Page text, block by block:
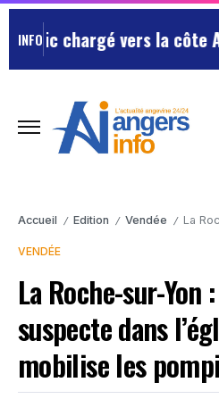
INFOchargé vers la côte
Accueil / Edition / Vendée / La Roche-sur-
VENDÉE
La Roche-sur-Yon
suspecte dans
mobilise les